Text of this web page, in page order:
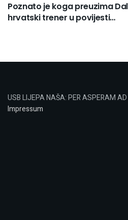
Poznato je koga preuzima
hrvatski trener u povijesti…
USB LIJEPA NAŠA: PER ASPERAM
Impressum